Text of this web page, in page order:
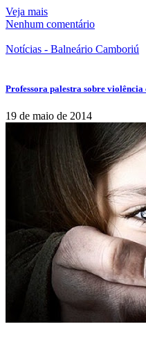
Veja mais
Nenhum comentário
Notícias - Balneário Camboriú
Professora palestra sobre
19 de maio de 2014